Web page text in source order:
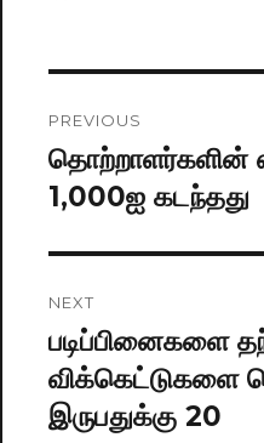
navigation
PREVIOUS
Previous
post:
1,000ஐ கடந்தது
NEXT
Next
post:
படிப்பினைகளை
விக்கெட்டுகளை
இருபதுக்கு 20